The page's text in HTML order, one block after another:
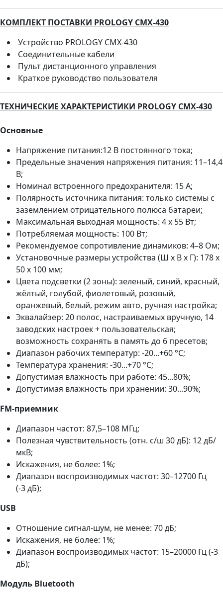
КОМПЛЕКТ ПОСТАВКИ PROLOGY CMX-430
Устройство PROLOGY CMX-430
Соединительные кабели
Пульт дистанционного управления
Краткое руководство пользователя
ТЕХНИЧЕСКИЕ ХАРАКТЕРИСТИКИ PROLOGY CMX-430
Основные
Напряжение питания:12 В постоянного тока;
Предельные значения напряжения питания: 11–14,4
В;
Номинал встроенного предохранителя: 15 А;
Полярность источника питания: только системы с
заземлением отрицательного полюса батареи;
Максимальная выходная мощность: 4 x 55 Вт;
Потребляемая мощность: 100 Вт;
Рекомендуемое сопротивление динамиков: 4–8 Ом;
Установочные размеры устройства (Ш x В x Г): 178 x
50 x 100 мм;
Цвета подсветки (2 зоны): зеленый, синий, красный,
жёлтый, голубой, фиолетовый, розовый,
оранжевый, белый, режим авто, ручная настройка;
Эквалайзер: 20 полос, настраиваемых вручную, 14
заводских настроек + пользовательская;
возможность сохранять в память до 6 пресетов;
Диапазон рабочих температур: -20...+60 °С;
Температура хранения: -30...+70 °С;
Допустимая влажность при работе: 45...80%;
Допустимая влажность при хранении: 30...90%;
FM-приемник
Диапазон частот: 87,5–108 МГц;
Полезная чувствительность (отн. с/ш 30 дБ): 12 дБ/
мкВ;
Искажения, не более: 1%;
Диапазон воспроизводимых частот: 30–12700 Гц
(-3 дБ);
USB
Отношение сигнал-шум, не менее: 70 дБ;
Искажения, не более: 1%;
Диапазон воспроизводимых частот: 15–20000 Гц (-3
дБ);
Модуль Bluetooth